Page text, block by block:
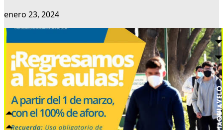
enero 23, 2024